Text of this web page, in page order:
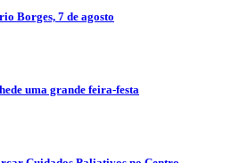
Borges, 7 de agosto
uma grande feira-festa